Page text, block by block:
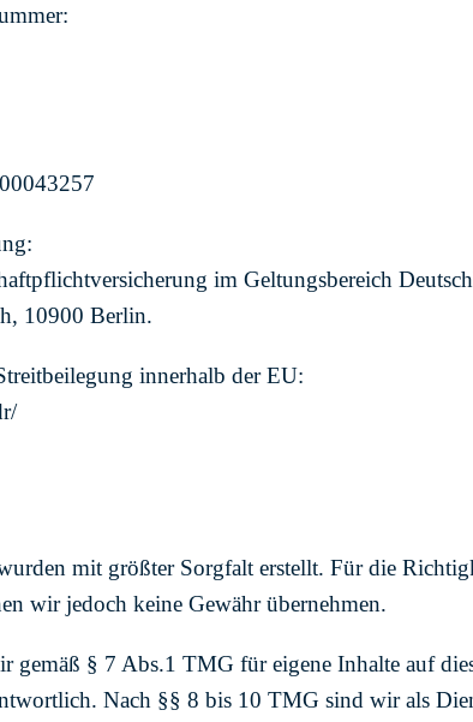
im Geltungsbereich
10900 Berlin.
innerhalb der EU:
mit größter Sorgfalt erstellt. Für die
wir jedoch keine Gewähr übernehmen.
gemäß § 7 Abs.1 TMG für eigene Inhalte auf
Nach §§ 8 bis 10 TMG sind wir als